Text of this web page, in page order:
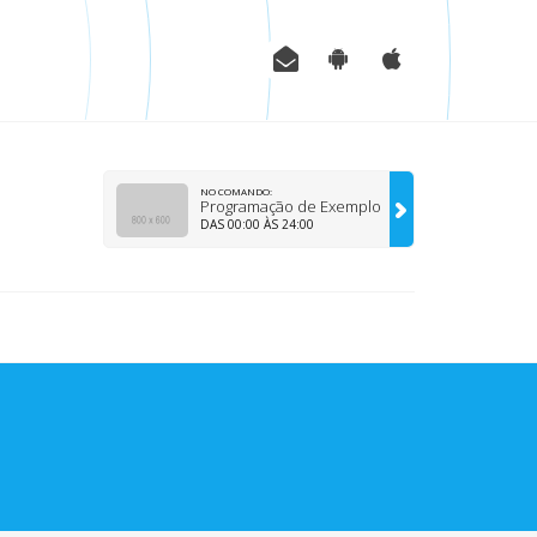
NO COMANDO:
Programação de Exemplo
DAS 00:00 ÀS 24:00